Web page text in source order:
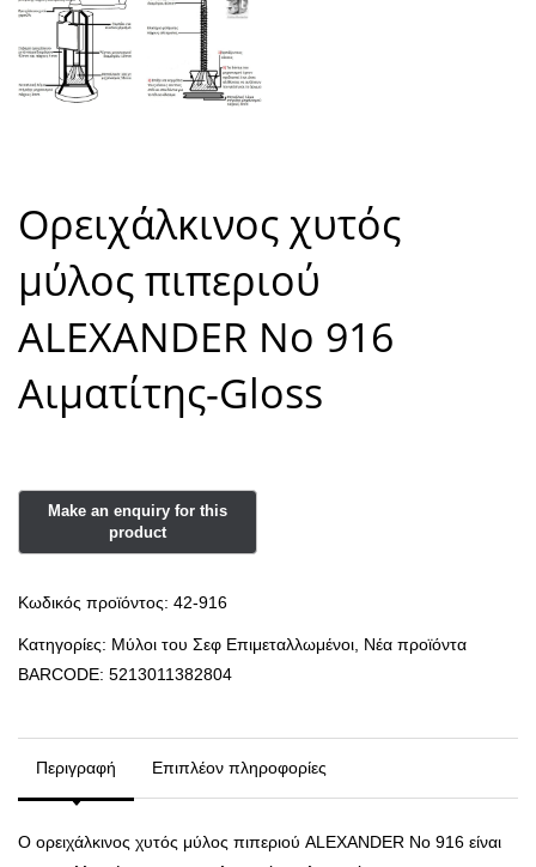
Ορειχάλκινος χυτός
μύλος πιπεριού
ALEXANDER Νο 916
Αιματίτης-Gloss
Κωδικός προϊόντος: 42-916
Κατηγορίες: Μύλοι του Σεφ Επιμεταλλωμένοι Νέα προϊόντα
BARCODE: 5213011382804
Περιγραφή Επιπλέον πληροφορίες
Ο ορειχάλκινος χυτός μύλος πιπεριού ALEXANDER Νο 916 είναι